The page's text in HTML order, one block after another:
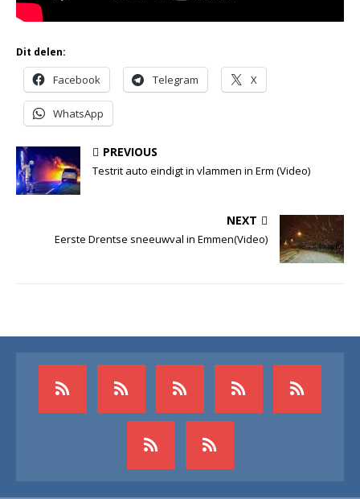
Dit delen:
Facebook Telegram X
WhatsApp
PREVIOUS
Testrit auto eindigt in vlammen in Erm (Video)
NEXT
Eerste Drentse sneeuwval in Emmen(Video)